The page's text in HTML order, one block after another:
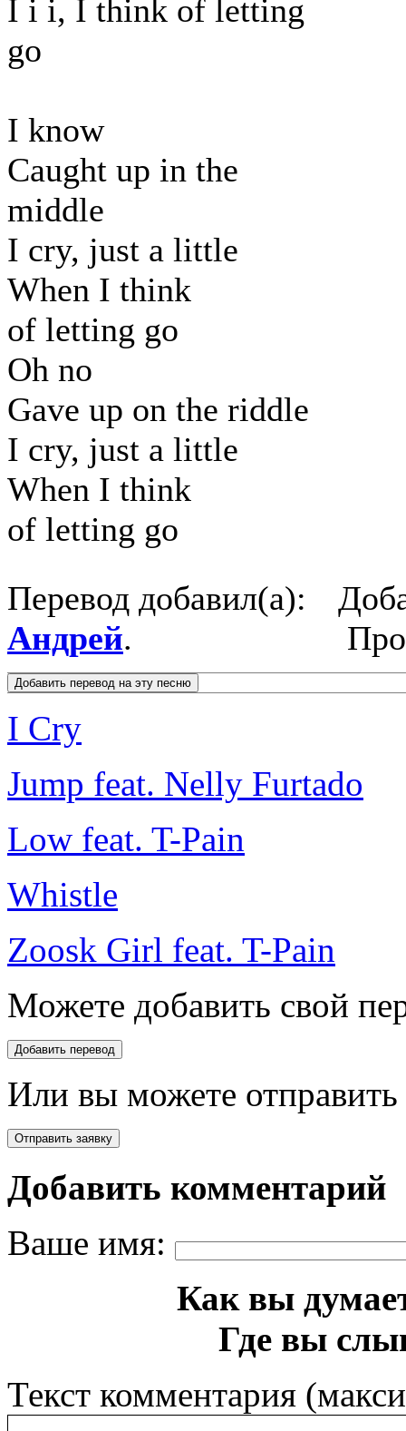
I i i, I think of letting
go
I know
Caught up in the
middle
I cry, just a little
When I think
of letting go
Oh no
Gave up on the riddle
I cry, just a little
When I think
of letting go
Перевод добавил(а):
Андрей.
I Cry
Jump feat. Nelly Furtado
Low feat. T-Pain
Whistle
Zoosk Girl feat. T-Pain
Можете добавить свой
Или вы можете отправить
Добавить комментарий
Ваше имя:
Как вы
Где вы
Текст комментария